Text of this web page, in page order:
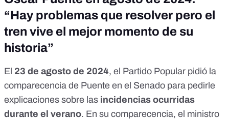
“Hay problemas que resolver pero el
tren vive el mejor momento de su
historia”
El 23 de agosto de 2024, el Partido Popular pidió la
comparecencia de Puente en el Senado para pedirle
explicaciones sobre las incidencias ocurridas
durante el verano. En su comparecencia, el ministro